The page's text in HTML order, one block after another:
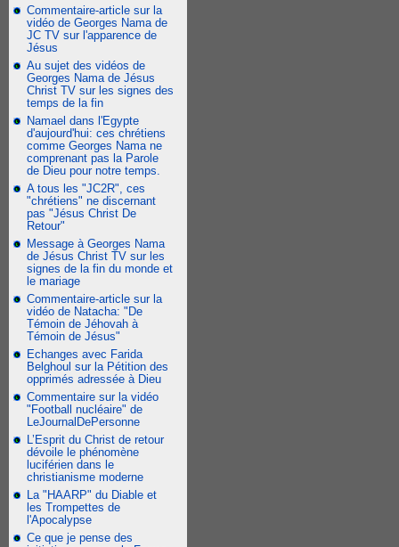
Commentaire-article sur la
vidéo de Georges Nama de
JC TV sur l'apparence de
Jésus
Au sujet des vidéos de
Georges Nama de Jésus
Christ TV sur les signes des
temps de la fin
Namael dans l'Egypte
d'aujourd'hui: ces chrétiens
comme Georges Nama ne
comprenant pas la Parole
de Dieu pour notre temps.
A tous les "JC2R", ces
"chrétiens" ne discernant
pas "Jésus Christ De
Retour"
Message à Georges Nama
de Jésus Christ TV sur les
signes de la fin du monde et
le mariage
Commentaire-article sur la
vidéo de Natacha: "De
Témoin de Jéhovah à
Témoin de Jésus"
Echanges avec Farida
Belghoul sur la Pétition des
opprimés adressée à Dieu
Commentaire sur la vidéo
"Football nucléaire" de
LeJournalDePersonne
L’Esprit du Christ de retour
dévoile le phénomène
luciférien dans le
christianisme moderne
La "HAARP" du Diable et
les Trompettes de
l'Apocalypse
Ce que je pense des